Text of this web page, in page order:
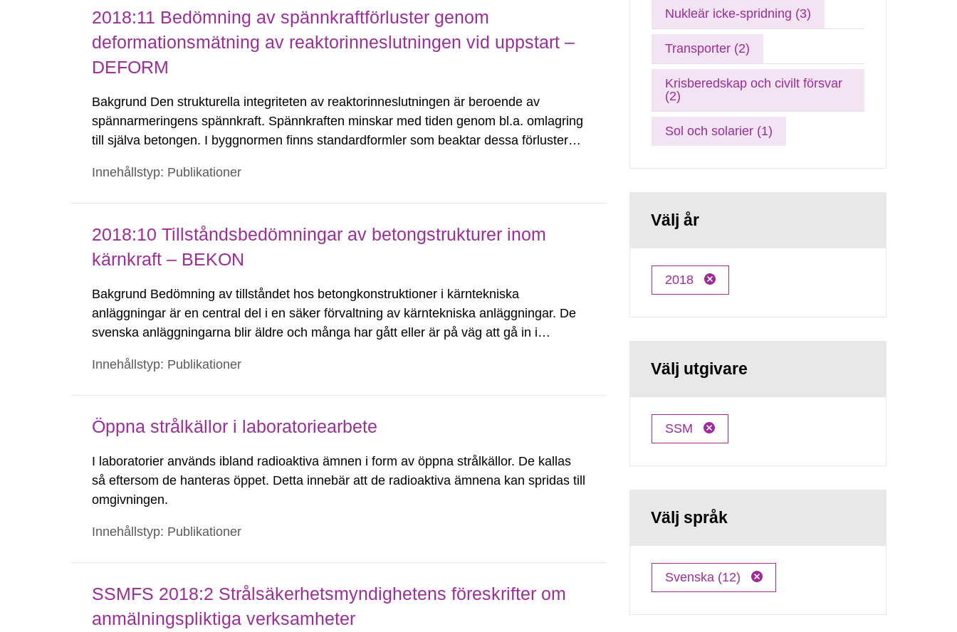
2018:11 Bedömning av spännkraftförluster genom
deformationsmätning av reaktorinneslutningen vid uppstart –
DEFORM
Bakgrund Den strukturella integriteten av reaktorinneslutningen är beroende av
spännarmeringens spännkraft. Spännkraften minskar med tiden genom bl.a. omlagring
till själva betongen. I byggnormen finns standardformler som beaktar dessa förluster
inverkan på spännkraftsförlusterna.
Innehållstyp: Publikationer
2018:10 Tillståndsbedömningar av betongstrukturer inom
kärnkraft – BEKON
Bakgrund Bedömning av tillståndet hos betongkonstruktioner i kärntekniska
anläggningar är en central del i en säker förvaltning av kärntekniska anläggningar. De
svenska anläggningarna blir äldre och många har gått eller är på väg att gå in i
Innehållstyp: Publikationer
Öppna strålkällor i laboratoriearbete
I laboratorier används ibland radioaktiva ämnen i form av öppna strålkällor. De kallas
så eftersom de hanteras öppet. Detta innebär att de radioaktiva ämnena kan spridas till
omgivningen.
Innehållstyp: Publikationer
SSMFS 2018:2 Strålsäkerhetsmyndighetens föreskrifter om
anmälningspliktiga verksamheter
Nukleär icke-spridning (3)
Transporter (2)
Krisberedskap och civilt försvar
(2)
Sol och solarier (1)
Välj år
2018
Välj utgivare
SSM
Välj språk
Svenska (12)